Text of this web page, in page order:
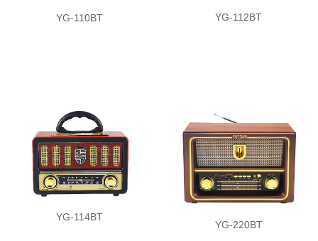
YG-110BT YG-112BT
YG-114BT
YG-220BT